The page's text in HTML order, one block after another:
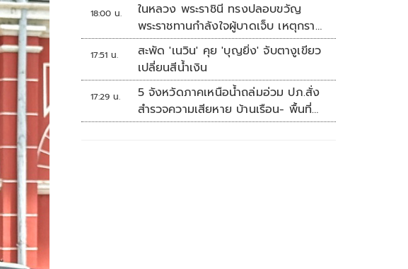
18:00 น.
ในหลวง พระราชินี ทรงปลอบขวัญ
พระราชทานกำลังใจผู้บาดเจ็บ เหตุกราด
ยิง รร.เทพศิรินทร์นนทบุรี
17:51 น.
สะพัด 'เนวิน' คุย 'บุญยิ่ง' จับตางูเขียว
เปลี่ยนสีน้ำเงิน
17:29 น.
5 จังหวัดภาคเหนือน้ำถล่มอ่วม ปภ.สั่ง
สำรวจความเสียหาย บ้านเรือน- พื้นที่
เกษตร